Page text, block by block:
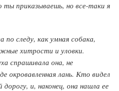
ты приказываешь, но все-таки я
следу, как умная собака,
хитрости и уловки.
спрашивала она, не
окровавленная лань. Кто видел
дорогу, и, наконец, она нашла ее